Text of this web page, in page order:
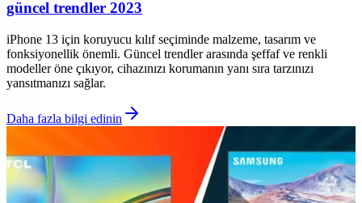
güncel trendler 2023
iPhone 13 için koruyucu kılıf seçiminde malzeme, tasarım ve
fonksiyonellik önemli. Güncel trendler arasında şeffaf ve renkli
modeller öne çıkıyor, cihazınızı korumanın yanı sıra tarzınızı
yansıtmanızı sağlar.
Daha fazla bilgi edinin